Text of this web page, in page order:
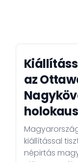
az
kiállítással
népirtás